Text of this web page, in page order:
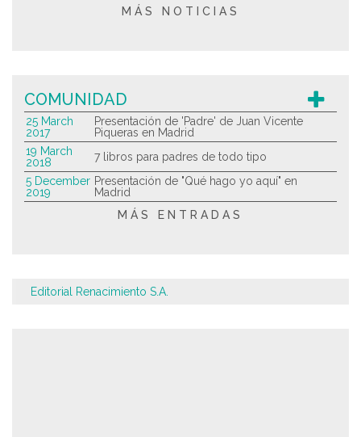
MÁS NOTICIAS
COMUNIDAD
25 March
2017
Presentación de 'Padre' de Juan Vicente
Piqueras en Madrid
19 March
2018
7 libros para padres de todo tipo
5 December
2019
Presentación de "Qué hago yo aquí" en
Madrid
MÁS ENTRADAS
Editorial Renacimiento S.A.